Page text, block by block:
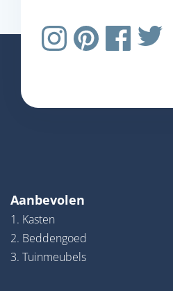
Aanbevolen
1. Kasten
2. Beddengoed
3. Tuinmeubels